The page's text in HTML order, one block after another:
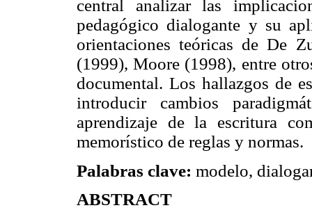
central analizar las
pedagógico dialogante y su
orientaciones teóricas de De
(1999), Moore (1998), entre
documental. Los hallazgos de
introducir cambios
aprendizaje de la escritura
memorístico de reglas y normas.
Palabras clave: modelo,
ABSTRACT